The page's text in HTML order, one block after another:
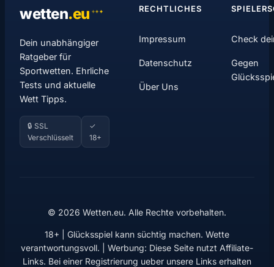
wetten.eu ✦✦ ✦
Dein unabhängiger
Ratgeber für
Sportwetten. Ehrliche
Tests und aktuelle
Wett Tipps.
🔒 SSL
Verschlüsselt
✓
18+
RECHTLICHES
Impressum
Datenschutz
Über Uns
Check
Gegen
© 2026 Wetten.eu. Alle Rechte vorbehalten.
18+ | Glücksspiel kann süchtig machen. Wette
verantwortungsvoll. | Werbung: Diese Seite nutzt Affiliate-
Links. Bei einer Registrierung ueber unsere Links erhalten